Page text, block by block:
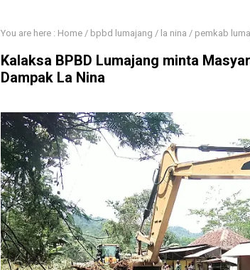
You are here : Home / bpbd lumajang / la nina / pemkab
Kalaksa BPBD Lumajang minta
Dampak La Nina